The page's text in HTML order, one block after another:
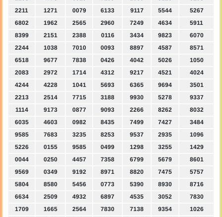
2211
1271 0079 6133 9117 5544
5267
6802
1962 2565 2960 7249 4634
5911
8399
2151 2388 0116 3434 9823
6070
2244
1038 7010 0093 8897 4587
8571
6518
9677 7838 0426 4042 5026
1050
2083
2972 1714 4312 9217 4521
4024
4244
4228 1041 5693 6365 9694
3501
2213
2514 7715 3188 9930 5278
9337
1114
9173 0877 9093 2266 8262
8032
6035
4603 0982 8435 7499 7427
3484
9585
7683 3235 8253 9537 2935
1096
5226
0155 9585 0499 1298 3255
1429
0044
0250 4457 7358 6799 5679
8601
9569
0349 9192 8971 8820 7475
5757
5804
8580 5456 0773 5390 8930
8716
6634
2509 4932 6897 4535 3052
7830
1709
1665 2564 7830 7138 9354
1026